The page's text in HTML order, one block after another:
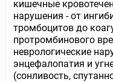
кишечные
нарушения - от
тромбоцитов до
протромбинового
неврологические
энцефалопатия и
(сонливость,